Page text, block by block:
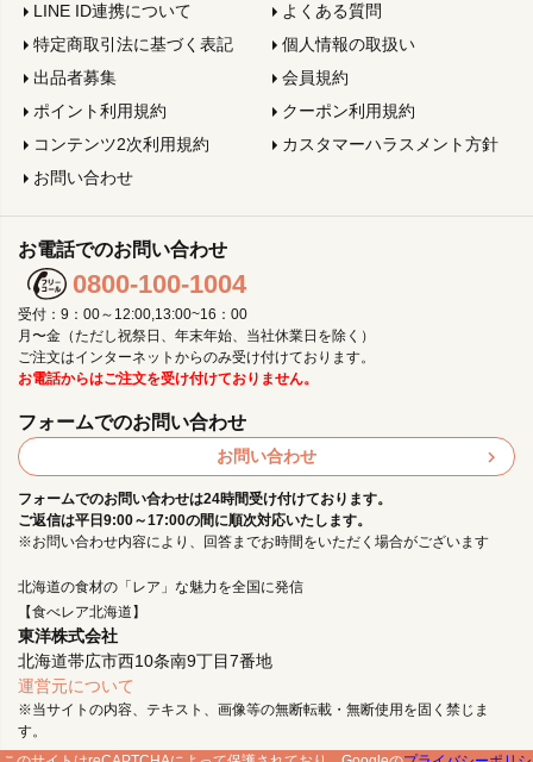
LINE ID連携について
よくある質問
特定商取引法に基づく表記
個人情報の取扱い
出品者募集
会員規約
ポイント利用規約
クーポン利用規約
コンテンツ2次利用規約
カスタマーハラスメント方針
お問い合わせ
北海道の食材の「レア」な魅力を全国に発信
【食べレア北海道】
東洋株式会社
北海道帯広市西10条南9丁目7番地
運営元について
※当サイトの内容、テキスト、画像等の無断転載・無断使用を固く禁じま
す。
お電話でのお問い合わせ
0800-100-1004
受付：9：00～12:00,13:00~16：00
月〜金（ただし祝祭日、年末年始、当社休業日を除く）
ご注文はインターネットからのみ受け付けております。
お電話からはご注文を受け付けておりません。
フォームでのお問い合わせ
お問い合わせ
フォームでのお問い合わせは24時間受け付けております。
ご返信は平日9:00～17:00の間に順次対応いたします。
※お問い合わせ内容により、回答までお時間をいただく場合がございます